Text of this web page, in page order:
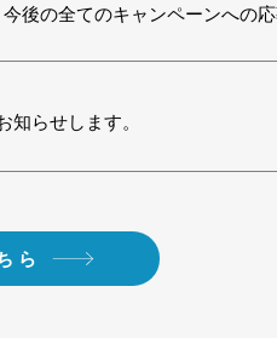
後の全てのキャンペーンへの
らせします。
ら